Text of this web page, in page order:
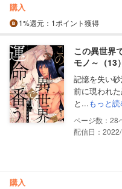
購入
1%還元 ：1ポイント獲得
この異世界
モノ～（13）
記憶を失い
前に現われ
と...もっと読
28
配信日：
購入